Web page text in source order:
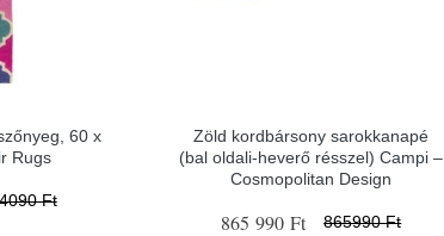
60 x
Rugs
Ft
Zöld kordbársony sarokkanapé
(bal oldali-heverő résszel) Campi –
Cosmopolitan Design
865 990 Ft 865990 Ft